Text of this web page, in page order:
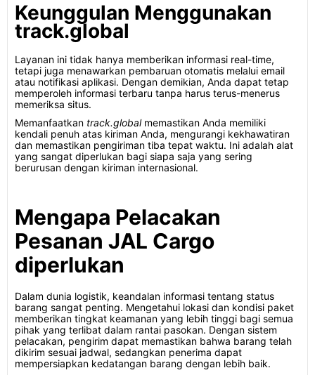
Keunggulan Menggunakan
track.global
Layanan ini tidak hanya memberikan informasi real-time,
tetapi juga menawarkan pembaruan otomatis melalui email
atau notifikasi aplikasi. Dengan demikian, Anda dapat tetap
memperoleh informasi terbaru tanpa harus terus-menerus
memeriksa situs.
Memanfaatkan track.globalmemastikan Anda memiliki
kendali penuh atas kiriman Anda, mengurangi kekhawatiran
dan memastikan pengiriman tiba tepat waktu. Ini adalah alat
yang sangat diperlukan bagi siapa saja yang sering
berurusan dengan kiriman internasional.
Mengapa Pelacakan
Pesanan JAL Cargo
diperlukan
Dalam dunia logistik, keandalan informasi tentang status
barang sangat penting. Mengetahui lokasi dan kondisi paket
memberikan tingkat keamanan yang lebih tinggi bagi semua
pihak yang terlibat dalam rantai pasokan. Dengan sistem
pelacakan, pengirim dapat memastikan bahwa barang telah
dikirim sesuai jadwal, sedangkan penerima dapat
mempersiapkan kedatangan barang dengan lebih baik.